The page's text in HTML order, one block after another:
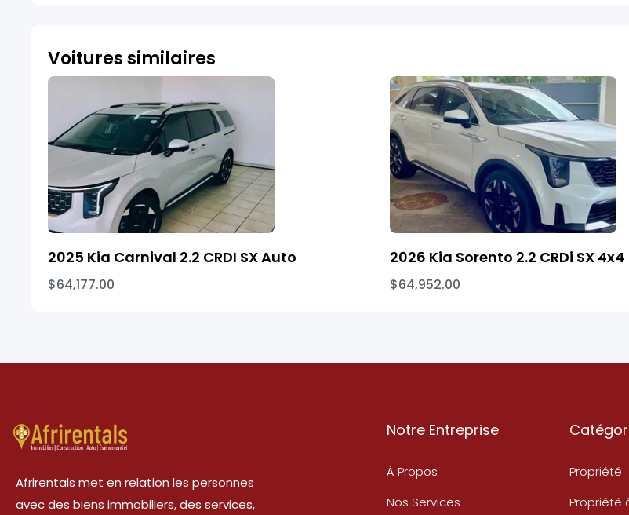
Voitures similaires
2025 Kia Carnival 2.2 CRDI SX Auto
$64,177.00
2026 Kia Sorento 2.2 CRDi SX 4x4
$64,952.00
Afrirentals met en relation les personnes
avec des biens immobiliers, des services,
Notre Entreprise
À Propos
Nos Services
Propriété
Propriété